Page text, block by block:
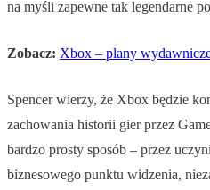
na myśli zapewne tak legendarne
Zobacz: Xbox – plany
Spencer wierzy, że Xbox będzie
zachowania historii gier przez
bardzo prosty sposób – przez
biznesowego punktu widzenia,